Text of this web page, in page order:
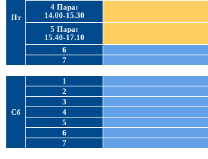
Пт
4 Пара:
14.00-15.30
5 Пара:
15.40-17.10
6
7
Сб
1
2
3
4
5
6
7